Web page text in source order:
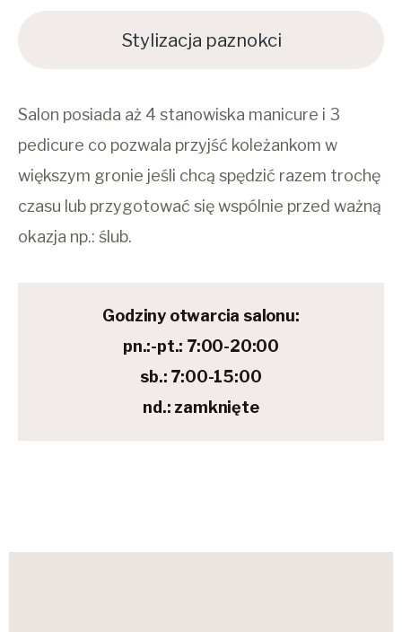
Stylizacja paznokci
Salon posiada aż 4 stanowiska manicure i 3
pedicure co pozwala przyjść koleżankom w
większym gronie jeśli chcą spędzić razem trochę
czasu lub przygotować się wspólnie przed ważną
okazja np.: ślub.
Godziny otwarcia salonu:
pn.:-pt.: 7:00-20:00
sb.: 7:00-15:00
nd.: zamknięte